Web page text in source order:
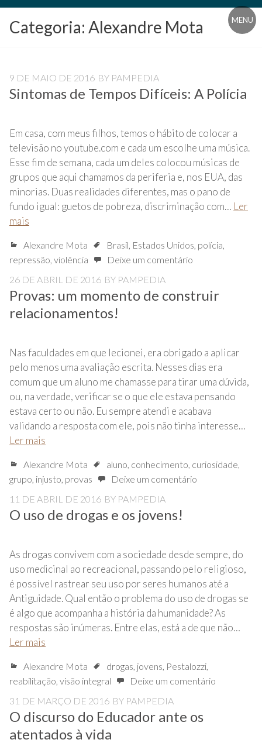
Blog
Universidade
Pampédia
MENU
Categoria: Alexandre Mota
9 DE MAIO DE 2016 BY PAMPEDIA
Sintomas de Tempos Difíceis: A Polícia
Em casa, com meus filhos, temos o hábito de colocar a
televisão no youtube.com e cada um escolhe uma música.
Esse fim de semana, cada um deles colocou músicas de
grupos que aqui chamamos da periferia e, nos EUA, das
minorias. Duas realidades diferentes, mas o pano de
fundo igual: guetos de pobreza, discriminação com… Ler
mais
Alexandre Mota Brasil, Estados Unidos, polícia,
repressão, violência
Deixe um comentário
26 DE ABRIL DE 2016 BY PAMPEDIA
Provas: um momento de construir
relacionamentos!
Nas faculdades em que lecionei, era obrigado a aplicar
pelo menos uma avaliação escrita. Nesses dias era
comum que um aluno me chamasse para tirar uma dúvida,
ou, na verdade, verificar se o que ele estava pensando
estava certo ou não. Eu sempre atendi e acabava
validando a resposta com ele, pois não tinha interesse…
Ler mais
Alexandre Mota aluno, conhecimento, curiosidade,
grupo, injusto, provas
Deixe um comentário
11 DE ABRIL DE 2016 BY PAMPEDIA
O uso de drogas e os jovens!
As drogas convivem com a sociedade desde sempre, do
uso medicinal ao recreacional, passando pelo religioso,
é possível rastrear seu uso por seres humanos até a
Antiguidade. Qual então o problema do uso de drogas se
é algo que acompanha a história da humanidade? As
respostas são inúmeras. Entre elas, está a de que não…
Ler mais
Alexandre Mota drogas, jovens, Pestalozzi,
reabilitação, visão integral
Deixe um comentário
31 DE MARÇO DE 2016 BY PAMPEDIA
O discurso do Educador ante os
atentados à vida